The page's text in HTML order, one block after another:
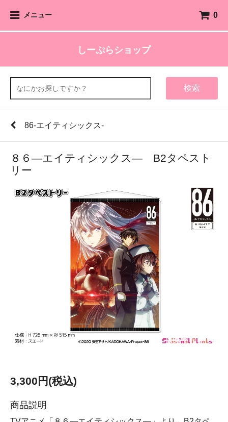
メニュー 0
しーぷらショップ
検索
86-エイティシックス-
８６―エイティシックス― B2タペスト
リー
3,300円(税込)
商品説明